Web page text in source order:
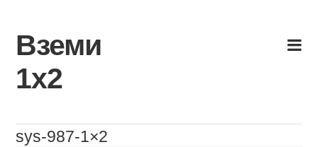
content
Вземи
1х2
sys-987-1×2